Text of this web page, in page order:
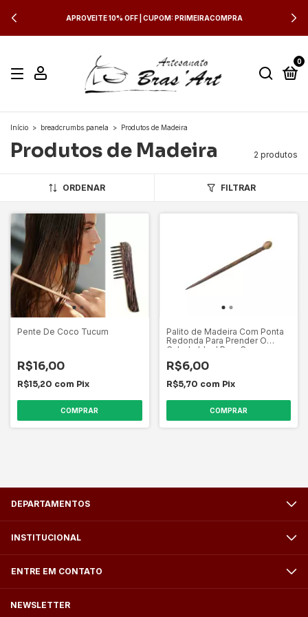
APROVEITE 10% OFF | CUPOM: PRIMEIRACOMPRA
0
Início > breadcrumbs.panela > Produtos de Madeira
Produtos de Madeira 2 produtos
ORDENAR FILTRAR
Pente De Coco Tucum
R$16,00
R$15,20 com Pix
Palito de Madeira Com Ponta
Redonda Para Prender O
Cabelo Ideal Para Coque
R$6,00
R$5,70 com Pix
DEPARTAMENTOS
INSTITUCIONAL
ENTRE EM CONTATO
NEWSLETTER